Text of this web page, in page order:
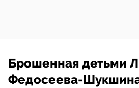
Брошенная детьми
Федосеева-